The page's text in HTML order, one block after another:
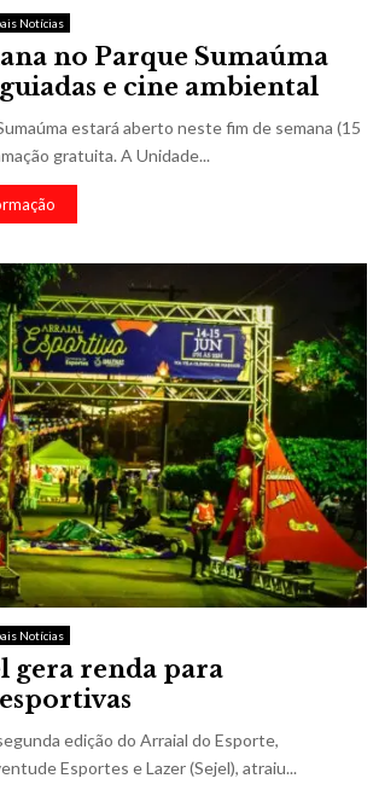
Notícias
no Parque Sumaúma
e cine ambiental
estará aberto neste fim de semana (15
gratuita. A Unidade...
Notícias
gera renda para
edição do Arraial do Esporte,
Esportes e Lazer (Sejel), atraiu...